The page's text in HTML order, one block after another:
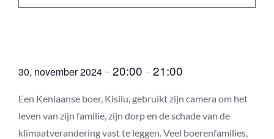
30, november 2024 ~ 20:00 –21:00
Een Keniaanse boer, Kisilu, gebruikt zijn camera om het
leven van zijn familie, zijn dorp en de schade van de
klimaatverandering vast te leggen. Veel boerenfamilies,